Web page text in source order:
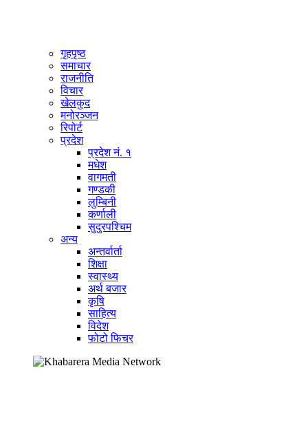
गृहपृष्ठ
समाचार
राजनीति
विचार
खेलकुद
मनोरञ्जन
रिपोर्ट
प्रदेश
प्रदेश नं. १
मधेश
वागमती
गण्डकी
लुम्बिनी
कर्णाली
सुदुरपश्चिम
अन्य
अन्तर्वार्ता
शिक्षा
स्वास्थ्य
अर्थ बजार
कृषि
साहित्य
विदेश
फोटो फिचर